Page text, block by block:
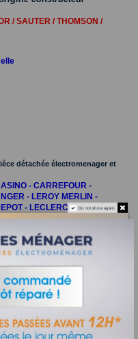
/ SAUTER / THOMSON /
détachée électromenager et
- CARREFOUR -
- LEROY MERLIN -
- LECLERC ...
vaisselle 32X1411
appareil dans la liste
Do not show again.